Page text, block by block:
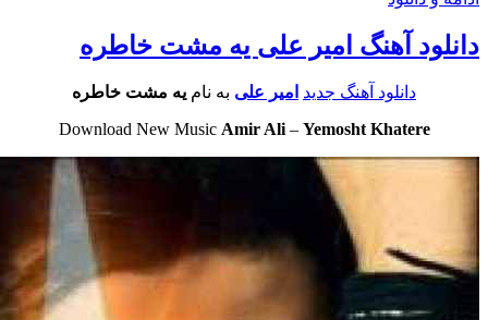
آهنگ امیر علی یه مشت خاطره
دانلود آهنگ جدید امیر علیبه نام یه مشت خاطره
Download New MusicAmir Ali–Yemosht Khatere